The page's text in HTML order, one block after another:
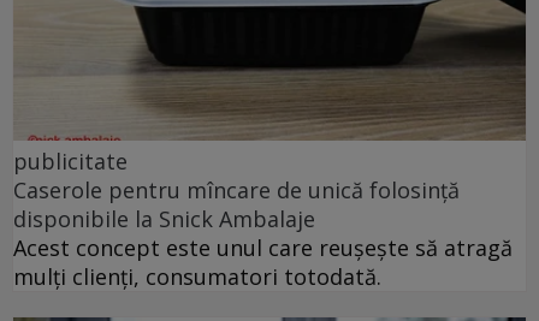
publicitate
Caserole pentru mîncare de unică folosință
disponibile la Snick Ambalaje
Acest concept este unul care reușește să atragă
mulți clienți, consumatori totodată.